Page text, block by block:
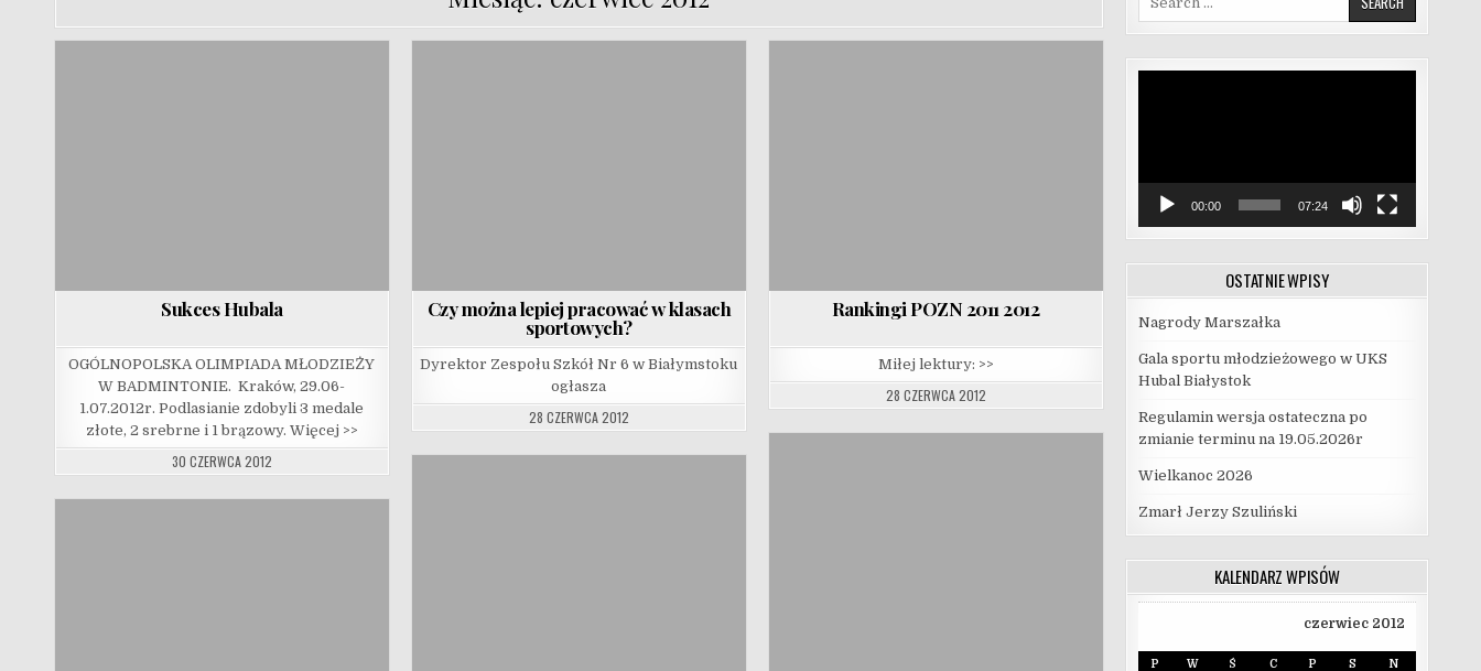
Sukces Hubala
OGÓLNOPOLSKA OLIMPIADA MŁODZIEŻY
W BADMINTONIE. Kraków, 29.06-
1.07.2012r. Podlasianie zdobyli 3 medale
złote, 2 srebrne i 1 brązowy. Więcej >>
30 CZERWCA 2012
Czy można lepiej pracować w klasach
sportowych?
Dyrektor Zespołu Szkół Nr 6 w Białymstoku
ogłasza
28 CZERWCA 2012
Rankingi POZN 2011 2012
Miłej lektury: >>
28 CZERWCA 2012
00:00 07:24
OSTATNIE WPISY
Nagrody Marszałka
Gala sportu młodzieżowego w UKS
Hubal Białystok
Regulamin wersja ostateczna po
zmianie terminu na 19.05.2026r
Wielkanoc 2026
Zmarł Jerzy Szuliński
KALENDARZ WPISÓW
czerwiec 2012
P W Ś C P S N